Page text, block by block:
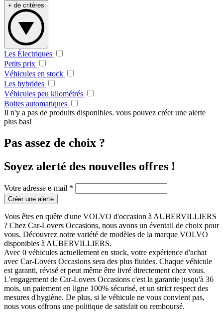
+ de critères
Les Électriques
Petits prix
Véhicules en stock
Les hybrides
Véhicules peu kilométrés
Boites automatiques
Il n'y a pas de produits disponibles. vous pouvez créer une alerte
plus bas!
Pas assez de choix ?
Soyez alerté des nouvelles offres !
Votre adresse e-mail *
Créer une alerte
Vous êtes en quête d'une VOLVO d'occasion à AUBERVILLIERS
? Chez Car-Lovers Occasions, nous avons un éventail de choix pour
vous. Découvrez notre variété de modèles de la marque VOLVO
disponibles à AUBERVILLIERS.
Avec 0 véhicules actuellement en stock, votre expérience d'achat
avec Car-Lovers Occasions sera des plus fluides. Chaque véhicule
est garanti, révisé et peut même être livré directement chez vous.
L'engagement de Car-Lovers Occasions c'est la garantie jusqu'à 36
mois, un paiement en ligne 100% sécurisé, et un strict respect des
mesures d'hygiène. De plus, si le véhicule ne vous convient pas,
nous vous offrons une politique de satisfait ou remboursé.